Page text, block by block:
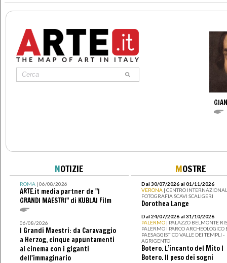
NOTIZIE
ROMA| 06/08/2026
ARTE.it media partner de "I
GRANDI MAESTRI" di KUBLAI Film
06/08/2026
I Grandi Maestri: da Caravaggio
a Herzog, cinque appuntamenti
al cinema con i giganti
dell'immaginario
MOSTRE
Dal 30/07/2026 al 01/11/2026
VERONA | CENTRO
FOTOGRAFIA SCAVI SCALIGERI
Dorothea Lange
Dal 24/07/2026 al 31/10/2026
PALERMO | PALAZZO BELMONTE
PALERMO I PARCO ARCHEOLOGICO
PAESAGGISTICO VALLE DEI TEMPLI -
AGRIGENTO
Botero. L’incanto del Mito I
Botero. Il peso dei sogni